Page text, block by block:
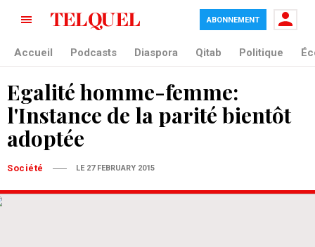
ABONNEMENT
Accueil Podcasts Diaspora Qitab Politique
Egalité homme-femme:
l'Instance de la parité bientôt
adoptée
Société LE 27 FEBRUARY 2015